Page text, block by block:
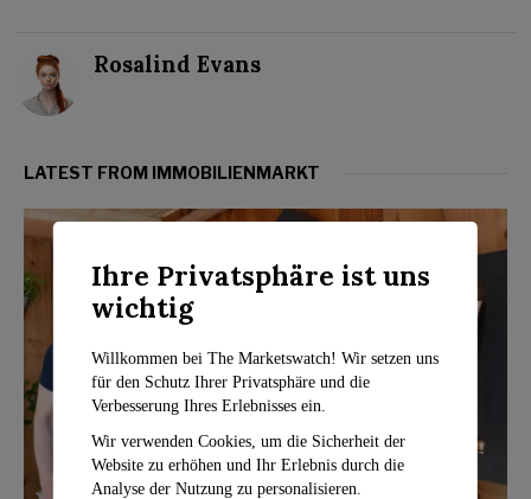
Rosalind Evans
LATEST FROM IMMOBILIENMARKT
Ihre Privatsphäre ist uns
wichtig
Willkommen bei The Marketswatch! Wir setzen uns
für den Schutz Ihrer Privatsphäre und die
Verbesserung Ihres Erlebnisses ein.
Wir verwenden Cookies, um die Sicherheit der
Website zu erhöhen und Ihr Erlebnis durch die
Analyse der Nutzung zu personalisieren.